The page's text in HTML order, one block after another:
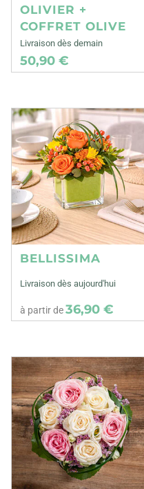
OLIVIER +
COFFRET OLIVE
Livraison dès demain
50,90 €
BELLISSIMA
Livraison dès aujourd'hui
à partir de36,90 €